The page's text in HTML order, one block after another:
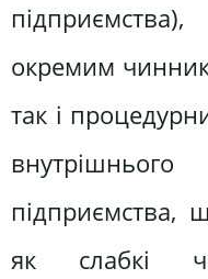
окремим
так і
підприємства,
як слабкі